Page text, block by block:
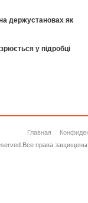
держустановах як
у підробці
Главная
права защищены.